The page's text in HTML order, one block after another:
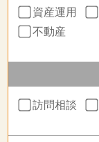
資産運用
不動産
訪問相談